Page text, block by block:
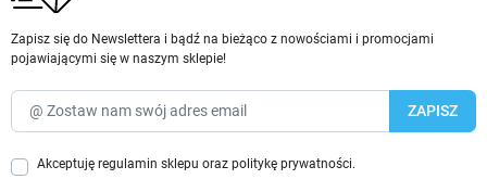
Zapisz się do Newslettera i bądź na bieżąco z nowościami i promocjami
pojawiającymi się w naszym sklepie!
Akceptuję regulamin sklepu oraz politykę prywatności.